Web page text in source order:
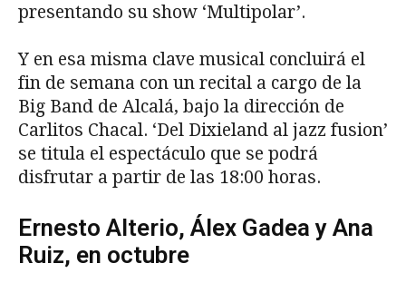
presentando su show ‘Multipolar’.
Y en esa misma clave musical concluirá el
fin de semana con un recital a cargo de la
Big Band de Alcalá, bajo la dirección de
Carlitos Chacal. ‘Del Dixieland al jazz fusion’
se titula el espectáculo que se podrá
disfrutar a partir de las 18:00 horas.
Ernesto Alterio, Álex Gadea y Ana
Ruiz, en octubre